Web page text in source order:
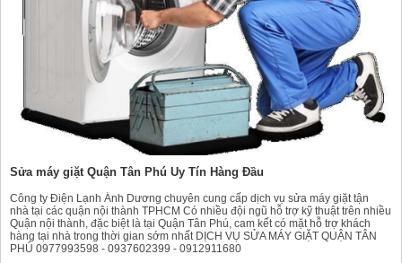
Sửa máy giặt Quận Tân Phú Uy Tín Hàng Đầu
Công ty Điện Lạnh Ánh Dương chuyên cung cấp dịch vụ sửa máy giặt tận
nhà tại các quận nội thành TPHCM Có nhiều đội ngũ hỗ trợ kỹ thuật trên nhiều
Quận nội thành, đặc biệt là tại Quận Tân Phú, cam kết có mặt hỗ trợ khách
hàng tại nhà trong thời gian sớm nhất DỊCH VỤ SỬA MÁY GIẶT QUẬN TÂN
PHÚ 0977993598 - 0937602399 - 0912911680